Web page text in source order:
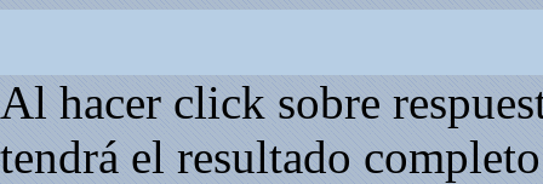
Al hacer click sobre
tendrá el resultado